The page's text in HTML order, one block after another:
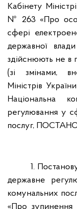
Кабінету
№ 263 «Про
сфері
державної
здійснюють не в
(зі змінами,
Міністрів
Національна
регулювання у
послуг,
1.
державне
комунальних
«Про зупинення